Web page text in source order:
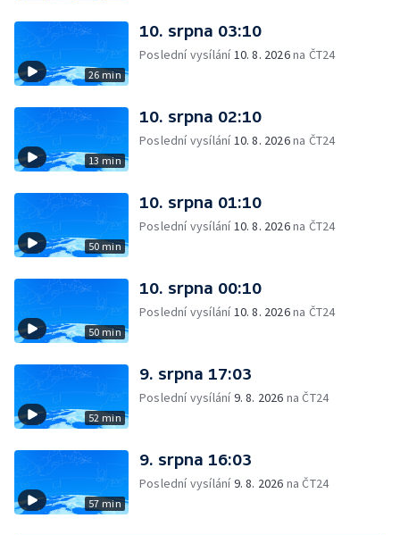
26 min
10. srpna 03:10
Poslední vysílání10. 8. 2026na ČT24
13 min
10. srpna 02:10
Poslední vysílání10. 8. 2026na ČT24
50 min
10. srpna 01:10
Poslední vysílání10. 8. 2026na ČT24
50 min
10. srpna 00:10
Poslední vysílání10. 8. 2026na ČT24
52 min
9. srpna 17:03
Poslední vysílání9. 8. 2026 na ČT24
57 min
9. srpna 16:03
Poslední vysílání9. 8. 2026 na ČT24